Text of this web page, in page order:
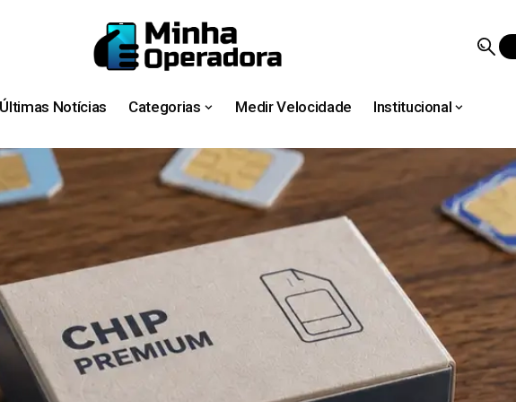
Últimas Notícias Categorias Medir Velocidade Institucional